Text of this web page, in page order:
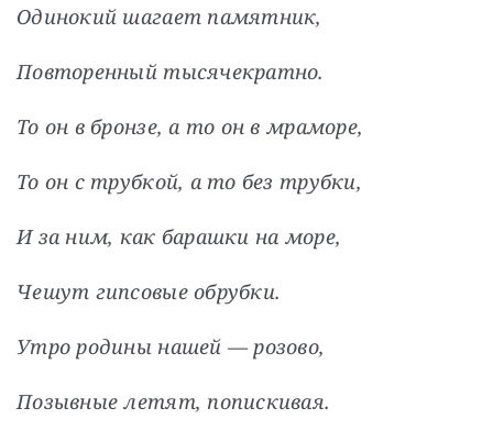
Одинокий шагает памятник,
Повторенный тысячекратно.
То он в бронзе, а то он в мраморе,
То он с трубкой, а то без трубки,
И за ним, как барашки на море,
Чешут гипсовые обрубки.
Утро родины нашей — розово,
Позывные летят, попискивая.